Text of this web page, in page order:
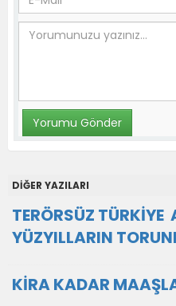
DİĞER YAZILARI
TERÖRSÜZ TÜRKİYE
YÜZYILLARIN
KİRA KADAR